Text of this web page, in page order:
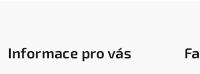
Informace pro vás